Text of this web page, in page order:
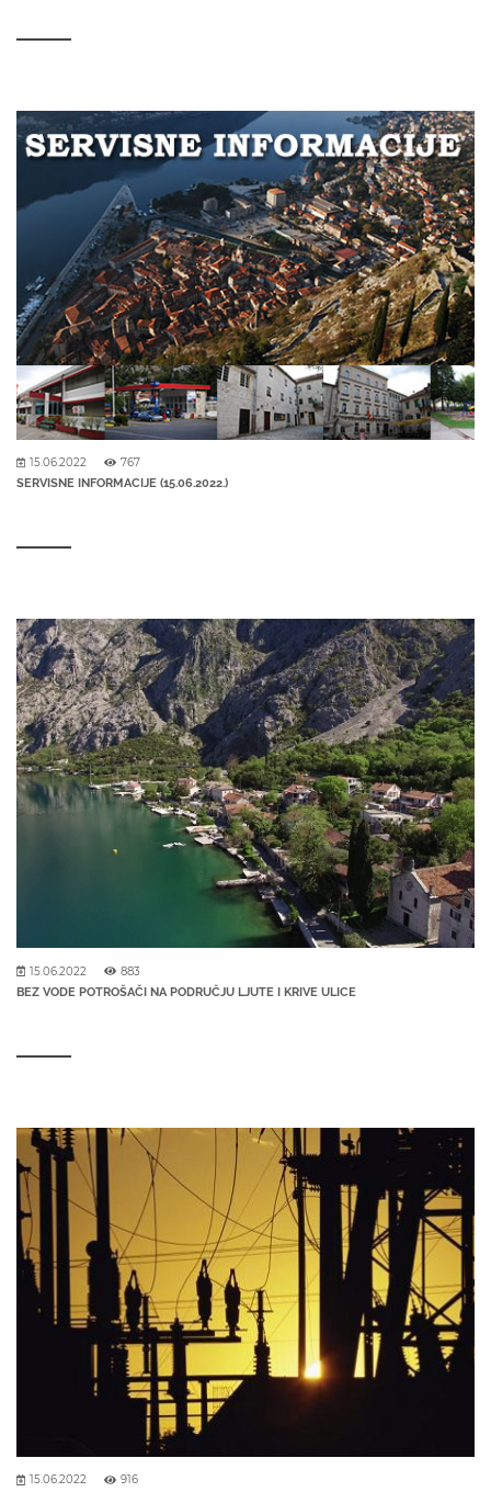
15.06.2022 767
SERVISNE INFORMACIJE (15.06.2022.)
15.06.2022 883
BEZ VODE POTROŠAČI NA PODRUČJU LJUTE I KRIVE ULICE
15.06.2022 916